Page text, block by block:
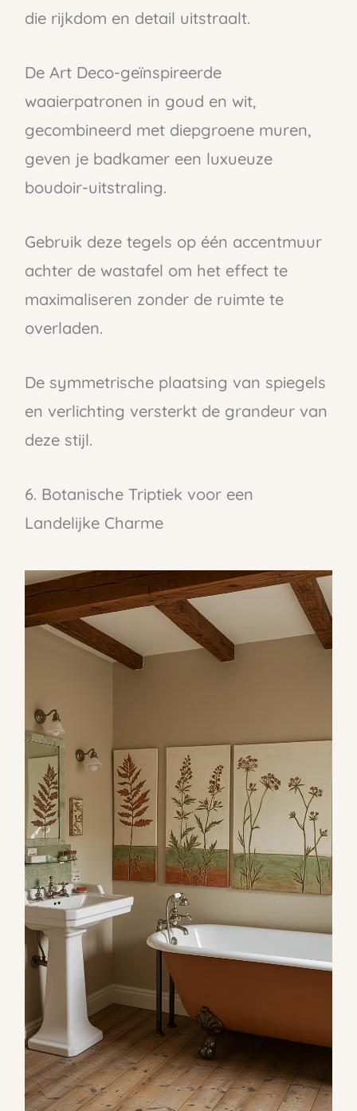
die rijkdom en detail uitstraalt.
De Art Deco-geïnspireerde
waaierpatronen in goud en wit,
gecombineerd met diepgroene muren,
geven je badkamer een luxueuze
boudoir-uitstraling.
Gebruik deze tegels op één accentmuur
achter de wastafel om het effect te
maximaliseren zonder de ruimte te
overladen.
De symmetrische plaatsing van spiegels
en verlichting versterkt de grandeur van
deze stijl.
6. Botanische Triptiek voor een
Landelijke Charme